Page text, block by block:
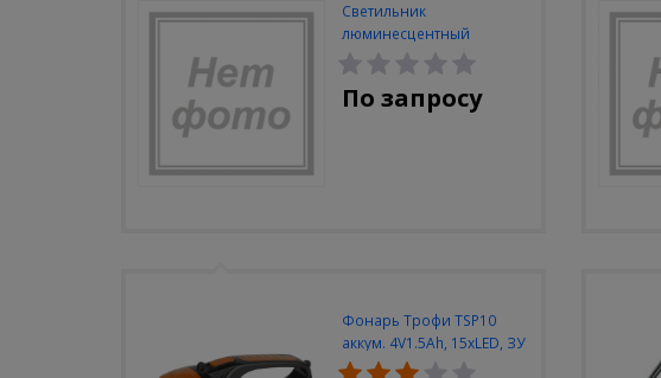
Светильник
люминесцентный
Navigator NEL-A2-E130-T4-
840/WH
По запросу
Фонарь Трофи TSP10
аккум. 4V1.5Ah, 15xLED, ЗУ
вилка 220V